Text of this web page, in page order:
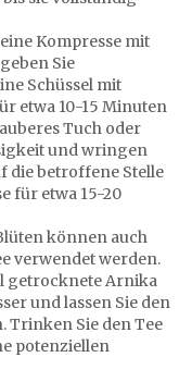
Kompresse mit
Sie
Schüssel mit
etwa 10-15 Minuten
Tuch oder
und wringen
die betroffene Stelle
für etwa 15-20
können auch
verwendet werden.
getrocknete Arnika
und lassen Sie den
Trinken Sie den Tee
potenziellen